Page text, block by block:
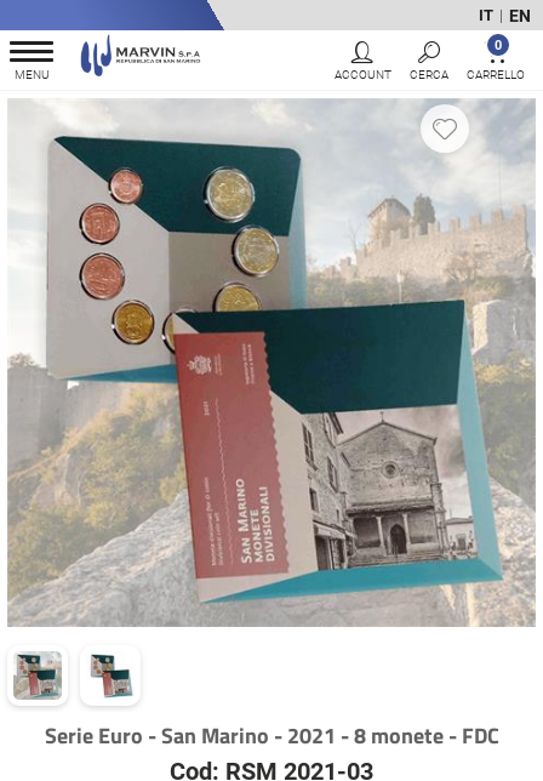
IT | EN
0
Serie Euro - San Marino - 2021 - 8 monete - FDC
Cod: RSM 2021-03